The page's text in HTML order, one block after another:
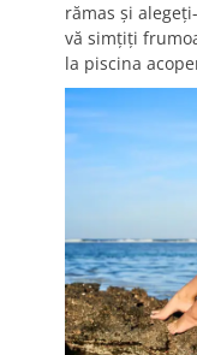
rămas și
vă simțiți
la piscina